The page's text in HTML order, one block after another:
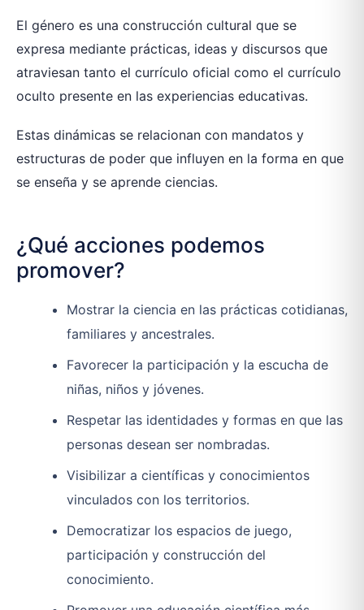
El género es una construcción cultural que se
expresa mediante prácticas, ideas y discursos que
atraviesan tanto el currículo oficial como el currículo
oculto presente en las experiencias educativas.
Estas dinámicas se relacionan con mandatos y
estructuras de poder que influyen en la forma en que
se enseña y se aprende ciencias.
¿Qué acciones podemos
promover?
Mostrar la ciencia en las prácticas cotidianas,
familiares y ancestrales.
Favorecer la participación y la escucha de
niñas, niños y jóvenes.
Respetar las identidades y formas en que las
personas desean ser nombradas.
Visibilizar a científicas y conocimientos
vinculados con los territorios.
Democratizar los espacios de juego,
participación y construcción del
conocimiento.